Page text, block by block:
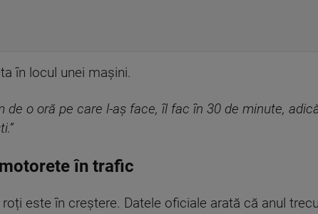
în locul unei mașini.
de o oră pe care l-aș face, îl fac în 30 de minute,
în trafic
este în creștere. Datele oficiale arată că anul